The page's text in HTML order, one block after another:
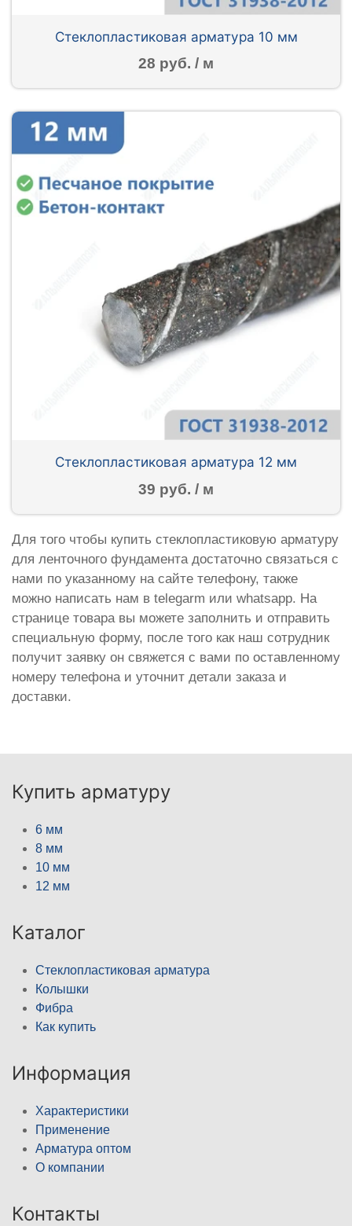
Стеклопластиковая арматура 10 мм
28 руб. / м
Стеклопластиковая арматура 12 мм
39 руб. / м
Для того чтобы купить стеклопластиковую арматуру
для ленточного фундамента достаточно связаться с
нами по указанному на сайте телефону, также
можно написать нам в telegarm или whatsapp. На
странице товара вы можете заполнить и отправить
специальную форму, после того как наш сотрудник
получит заявку он свяжется с вами по оставленному
номеру телефона и уточнит детали заказа и
доставки.
Купить арматуру
6 мм
8 мм
10 мм
12 мм
Каталог
Стеклопластиковая арматура
Колышки
Фибра
Как купить
Информация
Характеристики
Применение
Арматура оптом
О компании
Контакты